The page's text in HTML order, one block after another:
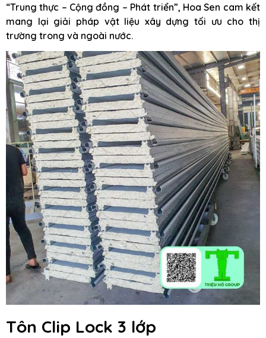
“Trung thực – Cộng đồng – Phát triển”, Hoa Sen cam kết
mang lại giải pháp vật liệu xây dựng tối ưu cho thị
trường trong và ngoài nước.
Tôn Clip Lock 3 lớp